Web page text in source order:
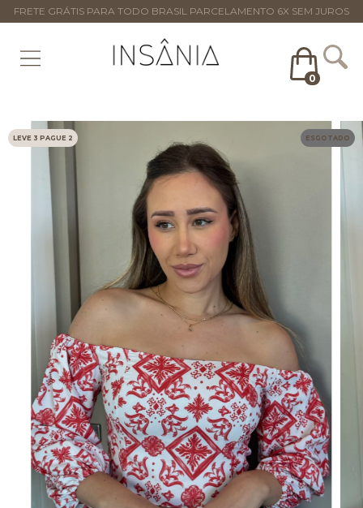
FRETE GRÁTIS PARA TODO BRASIL PARCELAMENTO 6X SEM JUROS
0
LEVE 3 PAGUE 2 ESGOTADO